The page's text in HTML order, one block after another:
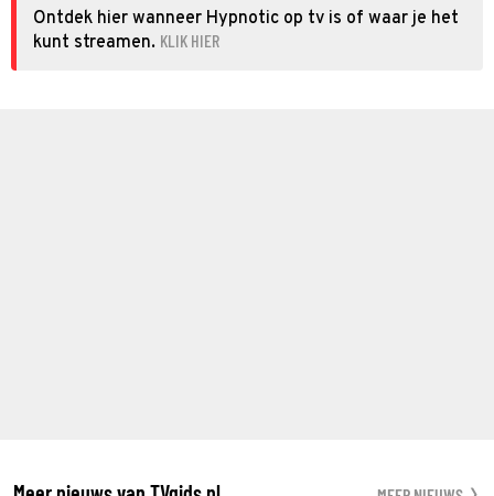
Ontdek hier wanneer Hypnotic op tv is of waar je het
kunt streamen. KLIK HIER